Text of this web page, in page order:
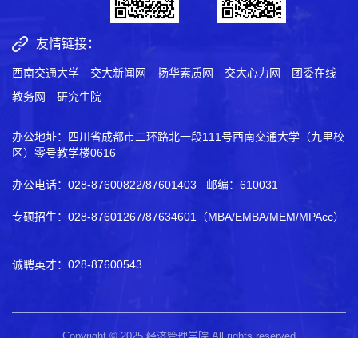
友情链接：
西南交通大学 交大新闻网 扬华素质网 交大心力网
团委在线
教务网
研究生院
办公地址：四川省成都市二环路北一段111号西南交通大学（九里校
区）零号教学楼0616
办公电话：028-87600822/87601403 邮编：610031
专硕招生：028-87601267/87634601（MBA/EMBA/MEM/MPAcc）
诚聘英才：028-87600543